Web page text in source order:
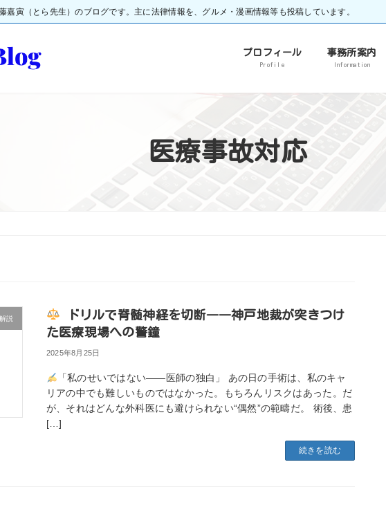
嘉寅（とら先生）のブログです。主に法律情報を、グルメ・漫画情報等も投稿しています。
プロフィール
Profile
事務所案内
Information
医療事故対応
説
ドリルで脊髄神経を切断――神戸地裁が突きつけ
た医療現場への警鐘
2025年8月25日
「私のせいではない――医師の独白」 あの日の手術は、私のキャ
リアの中でも難しいものではなかった。もちろんリスクはあった。だ
が、それはどんな外科医にも避けられない“偶然”の範疇だ。 術後、患
[…]
続きを読む